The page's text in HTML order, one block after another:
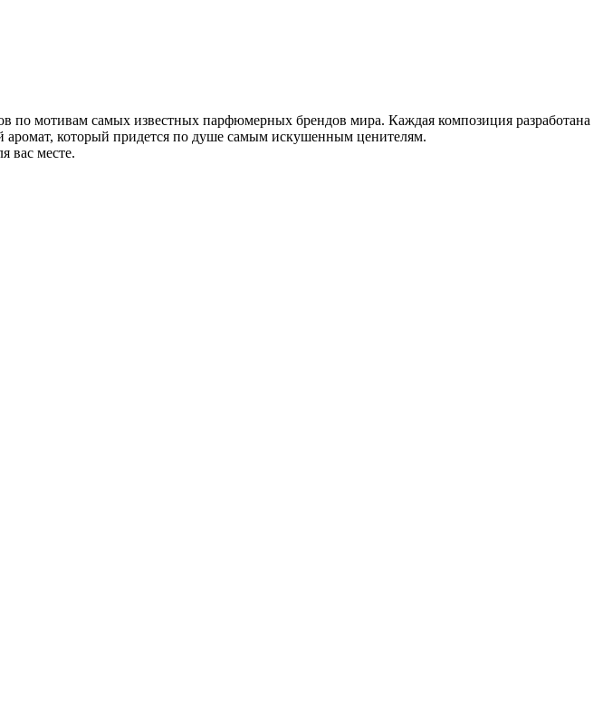
по мотивам самых известных парфюмерных брендов мира. Каждая композиция разработана
который придется по душе самым искушенным ценителям.
вас месте.